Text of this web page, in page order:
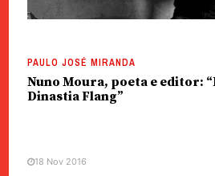
PAULO JOSÉ MIRANDA
Nuno Moura, poeta e editor:
Dinastia Flang”
18 Nov 2016